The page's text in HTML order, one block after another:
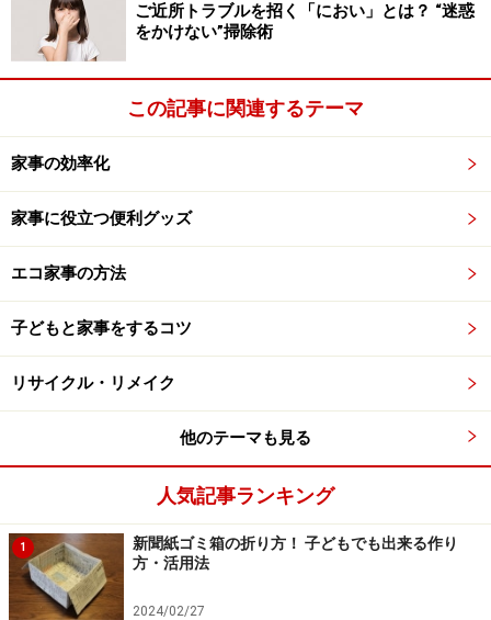
ご近所トラブルを招く「におい」とは？ “迷惑
をかけない”掃除術
この記事に関連するテーマ
家事の効率化
家事に役立つ便利グッズ
エコ家事の方法
子どもと家事をするコツ
リサイクル・リメイク
他のテーマも見る
人気記事ランキング
1
新聞紙ゴミ箱の折り方！ 子どもでも出来る作り
方・活用法
2024/02/27